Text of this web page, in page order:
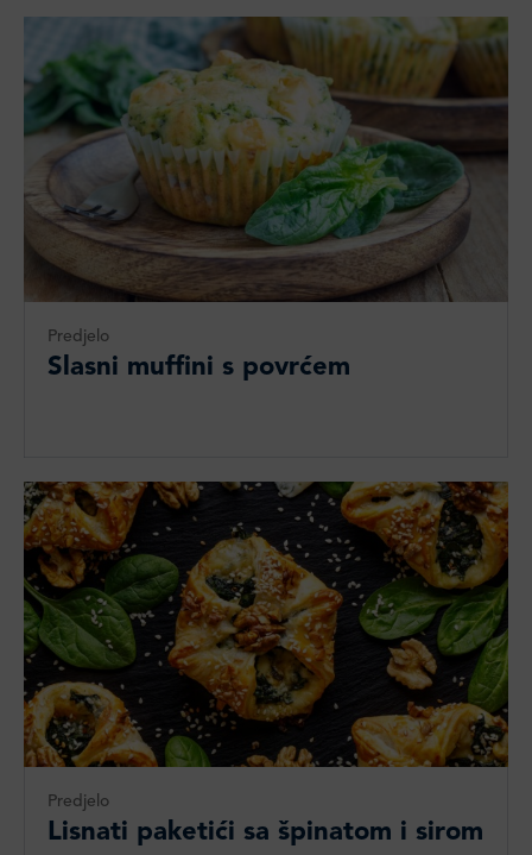
Predjelo
Slasni muffini s povrćem
Predjelo
Lisnati paketići sa špinatom i sirom